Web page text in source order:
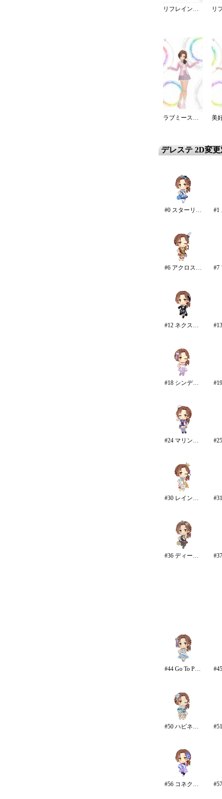
デレステ 2D変
#0 スターリースカイ・ブライト
#6 アクロス・ザ・スターズ
#12 ネクスト・フロンティア
#18 シンデレラドリーム
#24 マリンガール・カーニバル
#30 レインボー・カラーズ
#36 ディープスカイ・ブレイズ
#44 Go To Paradise/リゾート
#50 ハピネス・エール
#56 コネクテッド・パラレル/パンツ